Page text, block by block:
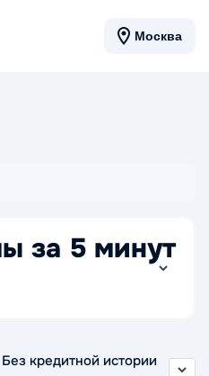
Москва
за 5 минут
Без кредитной истории